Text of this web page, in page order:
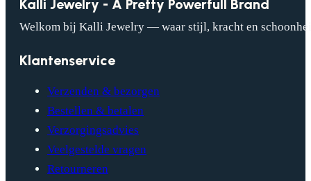
Kalli Jewelry - A Pretty Powerfull Brand
Welkom bij Kalli Jewelry — waar stijl, kracht en
Klantenservice
Verzenden & bezorgen
Bestellen & betalen
Verzorgingsadvies
Veelgestelde vragen
Retourneren